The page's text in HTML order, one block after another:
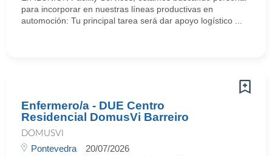
para incorporar en nuestras líneas productivas en
automoción: Tu principal tarea será dar apoyo logístico ...
Enfermero/a - DUE Centro
Residencial DomusVi Barreiro
DOMUSVI
Pontevedra 20/07/2026